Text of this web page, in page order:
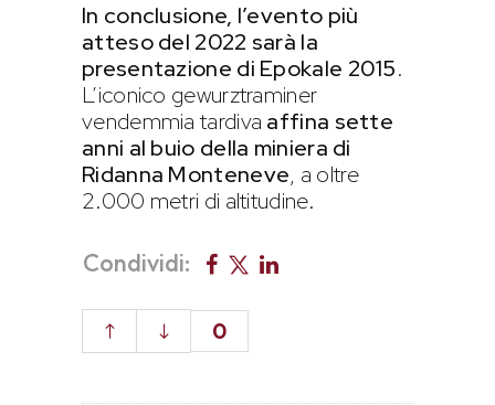
In conclusione, l’evento più
atteso del 2022 sarà la
presentazione di Epokale 2015.
L’iconico gewurztraminer
vendemmia tardiva affina sette
anni al buio della miniera di
Ridanna Monteneve, a oltre
2.000 metri di altitudine.
Condividi:
0